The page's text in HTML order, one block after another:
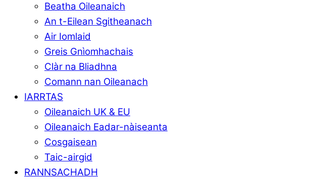
Beatha Oileanaich
An t-Eilean Sgitheanach
Air Iomlaid
Greis Gnìomhachais
Clàr na Bliadhna
Comann nan Oileanach
IARRTAS
Oileanaich UK & EU
Oileanaich Eadar-nàiseanta
Cosgaisean
Taic-airgid
RANNSACHADH